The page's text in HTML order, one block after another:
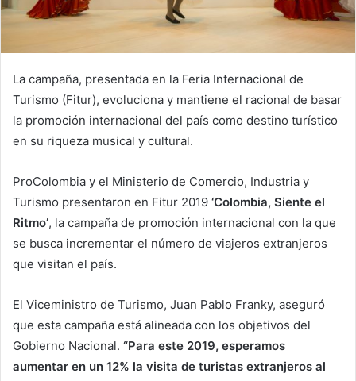
La campaña, presentada en la Feria Internacional de
Turismo (Fitur), evoluciona y mantiene el racional de basar
la promoción internacional del país como destino turístico
en su riqueza musical y cultural.
ProColombia y el Ministerio de Comercio, Industria y
Turismo presentaron en Fitur 2019 ‘Colombia, Siente el
Ritmo’, la campaña de promoción internacional con la que
se busca incrementar el número de viajeros extranjeros
que visitan el país.
El Viceministro de Turismo, Juan Pablo Franky, aseguró
que esta campaña está alineada con los objetivos del
Gobierno Nacional. “Para este 2019, esperamos
aumentar en un 12% la visita de turistas extranjeros al